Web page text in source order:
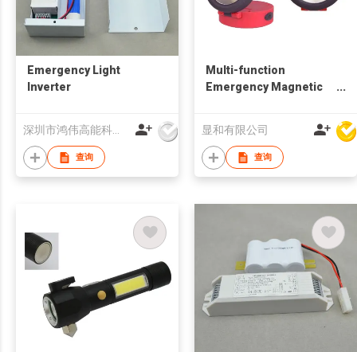
Emergency Light
Inverter
深圳市鸿伟高能科技有限公司
查询
Multi-function
Emergency Magnetic
显和有限公司
查询